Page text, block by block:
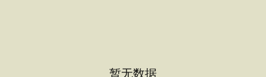
暂无数据